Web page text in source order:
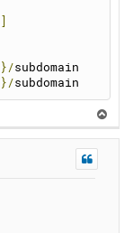
}/subdomain
}/subdomain
е